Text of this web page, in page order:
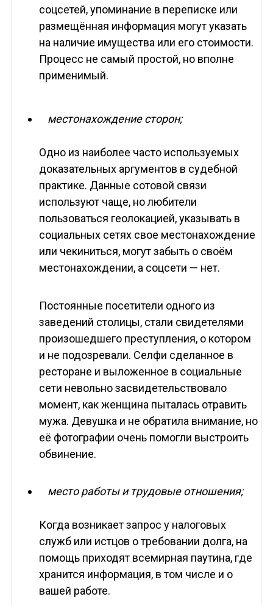
соцсетей, упоминание в переписке или
размещённая информация могут указать
на наличие имущества или его стоимости.
Процесс не самый простой, но вполне
применимый.
местонахождение сторон;
Одно из наиболее часто используемых
доказательных аргументов в судебной
практике. Данные сотовой связи
используют чаще, но любители
пользоваться геолокацией, указывать в
социальных сетях свое местонахождение
или чекиниться, могут забыть о своём
местонахождении, а соцсети — нет.
Постоянные посетители одного из
заведений столицы, стали свидетелями
произошедшего преступления, о котором
и не подозревали. Селфи сделанное в
ресторане и выложенное в социальные
сети невольно засвидетельствовало
момент, как женщина пыталась отравить
мужа. Девушка и не обратила внимание, но
её фотографии очень помогли выстроить
обвинение.
место работы и трудовые отношения;
Когда возникает запрос у налоговых
служб или истцов о требовании долга, на
помощь приходят всемирная паутина, где
хранится информация, в том числе и о
вашей работе.